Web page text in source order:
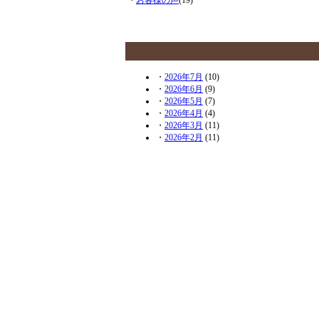
・ 2026年7月 (10)
・ 2026年6月 (9)
・ 2026年5月 (7)
・ 2026年4月 (4)
・ 2026年3月 (11)
・ 2026年2月 (11)